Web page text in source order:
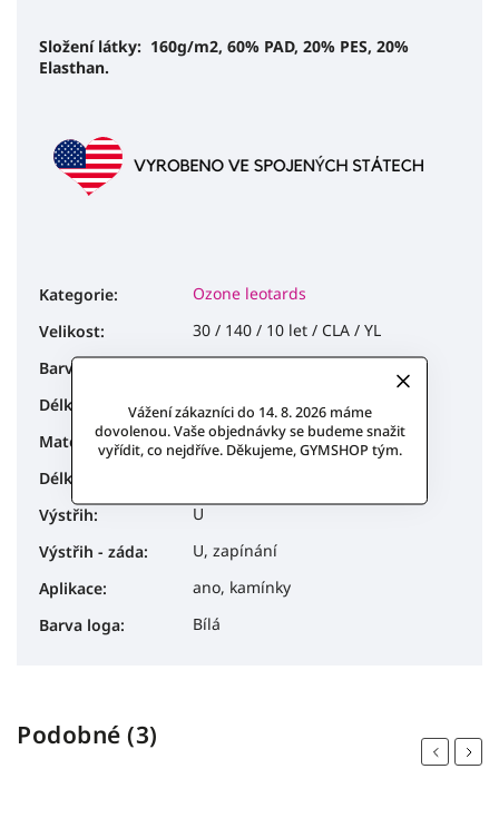
Vážení zákazníci do 14. 8. 2026 máme
dovolenou. Vaše objednávky se budeme snažit
vyřídit, co nejdříve. Děkujeme, GYMSHOP tým.
Složení látky: 160g/m2, 60% PAD, 20% PES, 20%
Elasthan.
Kategorie:
Ozone leotards
Velikost:
30 / 140 / 10 let / CLA / YL
Barva
Délka rukávu:
Dlouhý rukáv
Materiál:
Lackshine, Tyl
Délka rukávu
Výstřih:
U
Výstřih - záda:
U, zapínání
Aplikace:
ano, kamínky
Barva loga: Bílá
Podobné (3)
Previous
Next